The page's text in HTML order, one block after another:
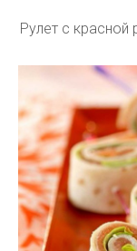
Рулет с